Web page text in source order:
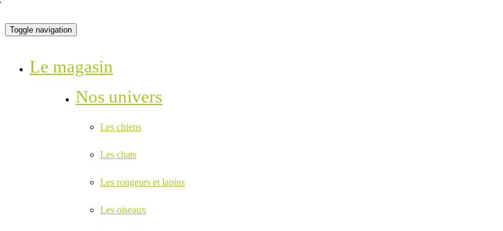
Toggle navigation
Le magasin
Nos univers
Les chiens
Les chats
Les rongeurs et lapins
Les oiseaux